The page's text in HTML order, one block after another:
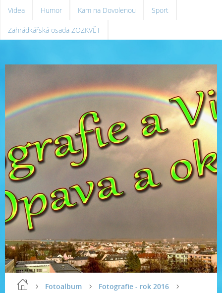
Videa Humor Kam na Dovolenou Sport
Zahrádkářská osada ZOZKVĚT
Fotoalbum
Fotografie - rok 2016